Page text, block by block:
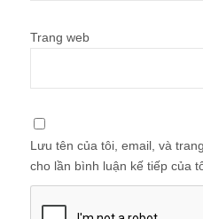
Trang web
Lưu tên của tôi, email, và
cho lần bình luận kế tiếp của